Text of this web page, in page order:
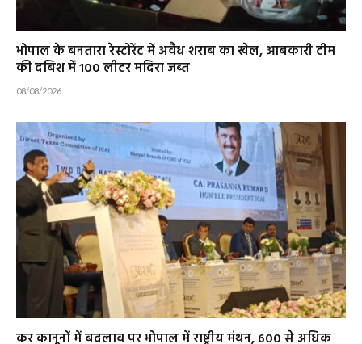
भोपाल के बनतारा रेस्टोरेंट में अवैध शराब का खेल, आबकारी टीम
की दबिश में 100 लीटर मदिरा जब्त
08/08/2026
कर कानूनों में बदलाव पर भोपाल में राष्ट्रीय मंथन, 600 से अधिक